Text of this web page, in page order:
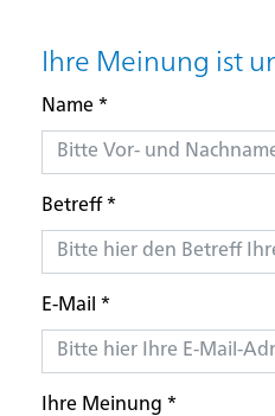
Ihre Meinung ist
Name *
Betreff*
E-Mail *
Ihre Meinung *